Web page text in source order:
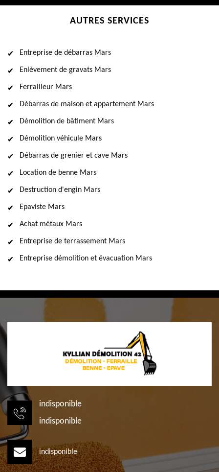
AUTRES SERVICES
Entreprise de débarras Mars
Enlèvement de gravats Mars
Ferrailleur Mars
Débarras de maison et appartement Mars
Démolition de bâtiment Mars
Démolition véhicule Mars
Débarras de grenier et cave Mars
Location de benne Mars
Destruction d'engin Mars
Epaviste Mars
Achat métaux Mars
Entreprise de terrassement Mars
Entreprise démolition et évacuation Mars
indisponible
indisponible
indisponible